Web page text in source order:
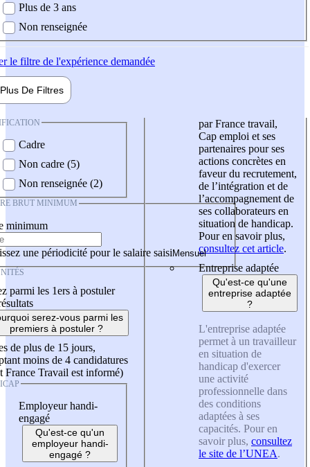
Plus de 3 ans
Non renseignée
le filtre de l'expérience demandée
Plus De Filtres
Cadre
Non cadre (5)
Non renseignée (2)
BRUT MINIMUM
minimum
une périodicité pour le salaire saisi
parmi les 1ers à postuler
serez-vous parmi les
premiers à postuler ?
de plus de 15 jours,
moins de 4 candidatures
France Travail est informé)
Employeur handi-
engagé
Qu'est-ce qu'un
employeur handi-
engagé ?
par France travail,
Cap emploi et ses
partenaires pour ses
actions concrètes en
faveur du recrutement,
de l’intégration et de
l’accompagnement de
ses collaborateurs en
situation de handicap.
Pour en savoir plus,
consultez cet article.
Entreprise adaptée
Qu'est-ce qu'une
entreprise adaptée
?
L'entreprise adaptée
permet à un travailleur
en situation de
handicap d'exercer
une activité
professionnelle dans
des conditions
adaptées à ses
capacités. Pour en
savoir plus, consultez
le site de l’UNEA.